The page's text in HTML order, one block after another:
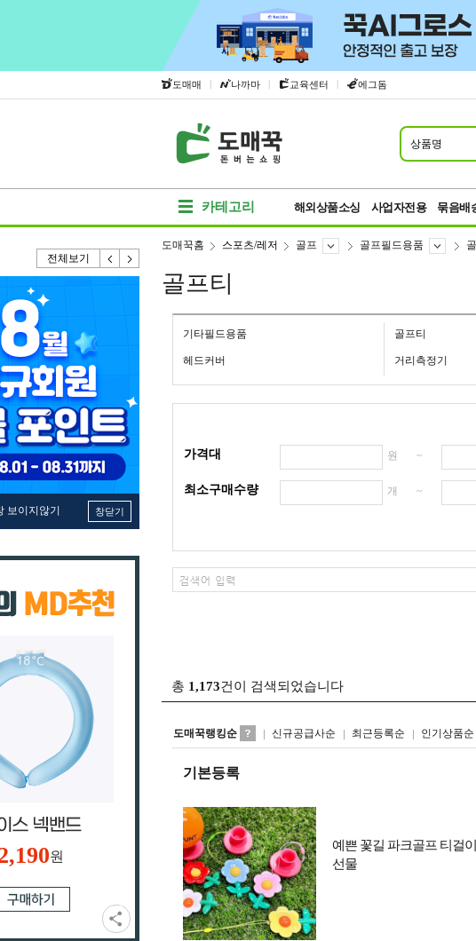
도매매 | 나까마 | 교육센터 | 에그돔
상품명
카테고리 해외상품소싱 사업자전용 묶음배
전체보기
보이지않기 창닫기
원
도매꾹홈 스포츠/레저 골프 골프필드용품
골프티
기타필드용품 골프티
헤드커버 거리측정기
가격대 원 ~
최소구매수량 개 ~
총 1,173건이 검색되었습니다
도매꾹랭킹순 신규공급사순 최근등록순 인기상품순
리스트형
갤러리
기본등록
예쁜 꽃길 파크골프 티걸
선물